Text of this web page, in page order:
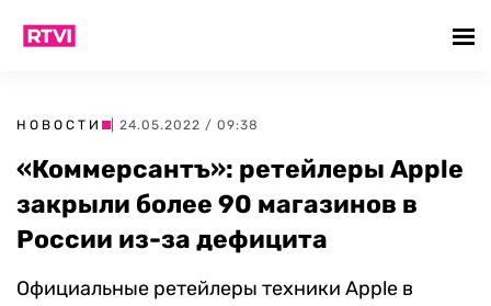
НОВОСТИ | 24.05.2022 / 09:38
«Коммерсантъ»: ретейлеры Apple
закрыли более 90 магазинов в
России из-за дефицита
Официальные ретейлеры техники Apple в